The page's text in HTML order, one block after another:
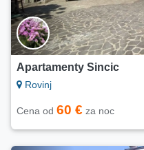
Apartamenty Sincic
Rovinj
Cena od 60 € za noc